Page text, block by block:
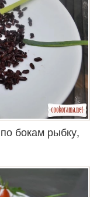
бокам рыбку,